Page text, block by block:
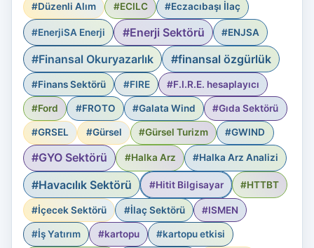
#Düzenli Alım #ECILC #Eczacıbaşı İlaç
#EnerjiSA Enerji #Enerji Sektörü #ENJSA
#Finansal Okuryazarlık #finansal özgürlük
#Finans Sektörü #FIRE #F.I.R.E. hesaplayıcı
#Ford #FROTO #Galata Wind #Gıda Sektörü
#GRSEL #Gürsel #Gürsel Turizm #GWIND
#GYO Sektörü #Halka Arz #Halka Arz Analizi
#Havacılık Sektörü #Hitit Bilgisayar #HTTBT
#İçecek Sektörü #İlaç Sektörü #ISMEN
#İş Yatırım #kartopu #kartopu etkisi